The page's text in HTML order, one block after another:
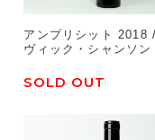
アンプリシット 2018
ヴィック・シャンソン
SOLD OUT